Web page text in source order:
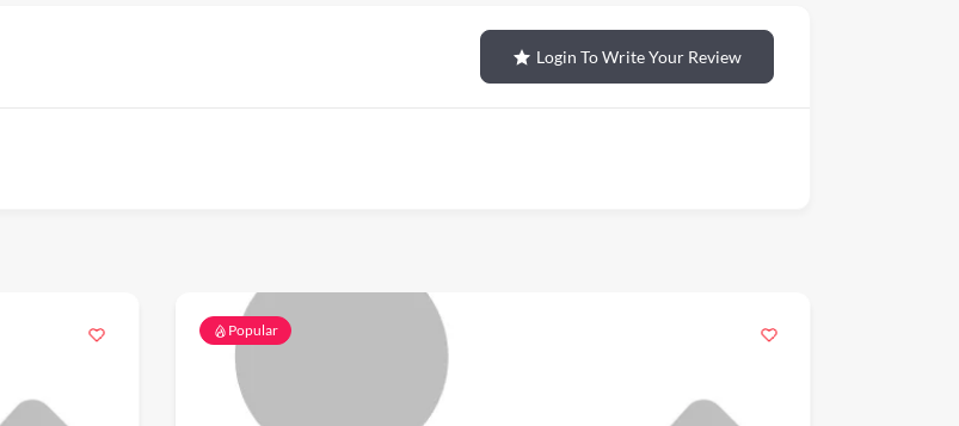
Login To Write Your Review
Popular